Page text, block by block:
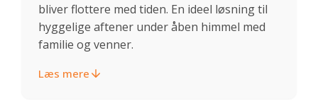
bliver flottere med tiden. En ideel løsning til
hyggelige aftener under åben himmel med
familie og venner.
Læs mere